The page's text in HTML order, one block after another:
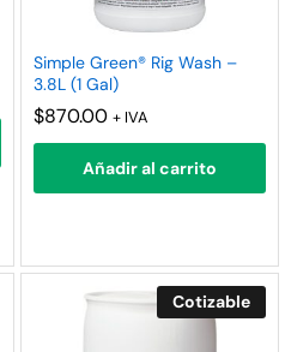
Simple Green® Rig Wash –
3.8L (1 Gal)
$870.00 + IVA
Añadir al carrito
Cotizable